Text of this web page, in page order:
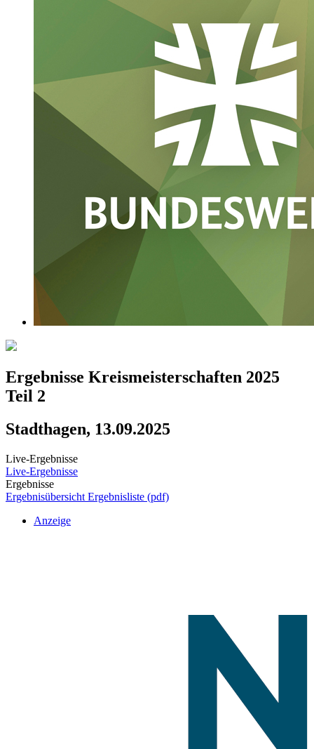
Ergebnisse Kreismeisterschaften 2025
Teil 2
Stadthagen, 13.09.2025
Live-Ergebnisse
Live-Ergebnisse
Ergebnisse
Ergebnisübersicht Ergebnisliste (pdf)
Anzeige